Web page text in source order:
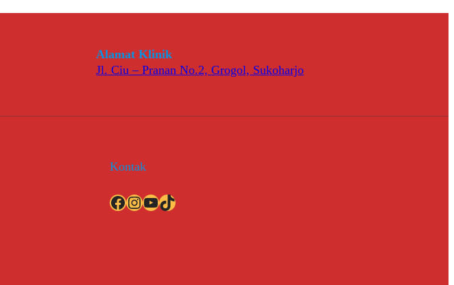
Alamat Klinik
Jl. Ciu – Pranan No.2, Grogol, Sukoharjo
Kontak
Facebook InstagramYouTube TikTok